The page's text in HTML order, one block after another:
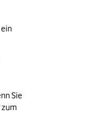
Sie